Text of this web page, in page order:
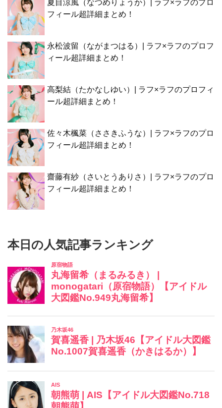
夏目涼風（なつめりょうか）| ラフ×ラフのプロ
フィール超詳細まとめ！
永松波留（ながまつはる）| ラフ×ラフのプロフ
ィール超詳細まとめ！
高梨結（たかなしゆい）| ラフ×ラフのプロフィ
ール超詳細まとめ！
佐々木楓菜（ささきふうな）| ラフ×ラフのプロ
フィール超詳細まとめ！
齋藤有紗（さいとうありさ）| ラフ×ラフのプロ
フィール超詳細まとめ！
本日の人気記事ランキング